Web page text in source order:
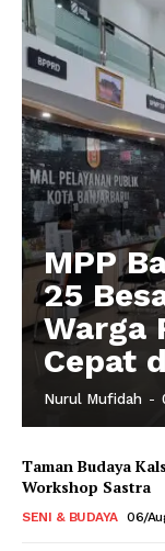
MPP
25
Warga
Cepat
Nurul Mufidah -
Taman Budaya
Workshop Sastra
SENI & BUDAYA 06/